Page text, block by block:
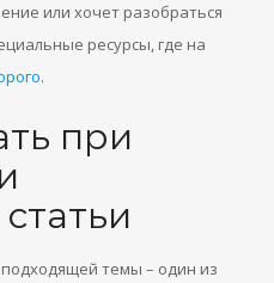
или хочет разобраться
ресурсы, где на
.
при
темы – один из